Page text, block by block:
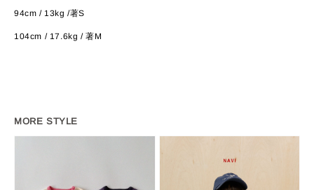
94cm / 13kg /著S
104cm / 17.6kg / 著M
MORE STYLE